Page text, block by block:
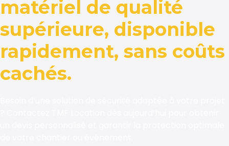
matériel de qualité
supérieure, disponible
rapidement, sans coûts
cachés.